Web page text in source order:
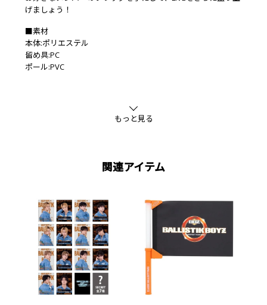
げましょう！
■素材
本体:ポリエステル
留め具:PC
ポール:PVC
もっと見る
関連アイテム